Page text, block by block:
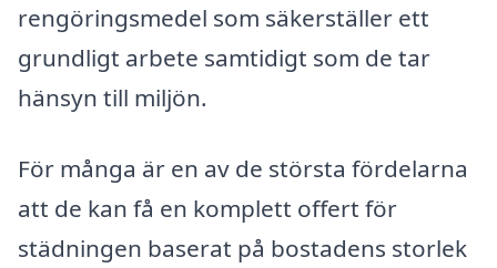
rengöringsmedel som säkerställer ett
grundligt arbete samtidigt som de tar
hänsyn till miljön.
För många är en av de största fördelarna
att de kan få en komplett offert för
städningen baserat på bostadens storlek